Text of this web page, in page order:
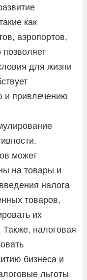
как
аэропортов,
для жизни
и привлечению
может
на товары и
налога
товаров,
их
Также, налоговая
бизнеса и
льготы